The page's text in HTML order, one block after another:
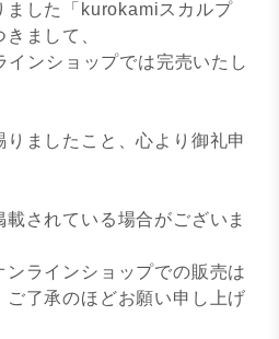
ました「kurokamiスカルプ
まして、
インショップでは完売いたし
ましたこと、心より御礼申
されている場合がございま
ラインショップでの販売は
了承のほどお願い申し上げ